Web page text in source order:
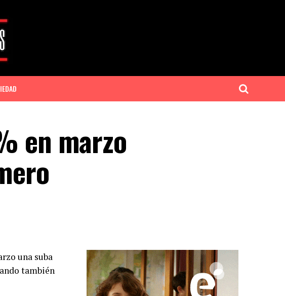
en marzo
una suba
también